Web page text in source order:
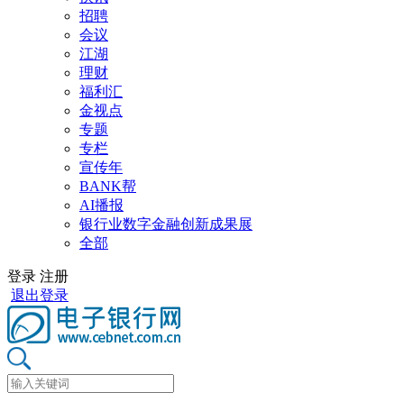
招聘
会议
江湖
理财
福利汇
金视点
专题
专栏
宣传年
BANK帮
AI播报
银行业数字金融创新成果展
全部
登录 注册
退出登录